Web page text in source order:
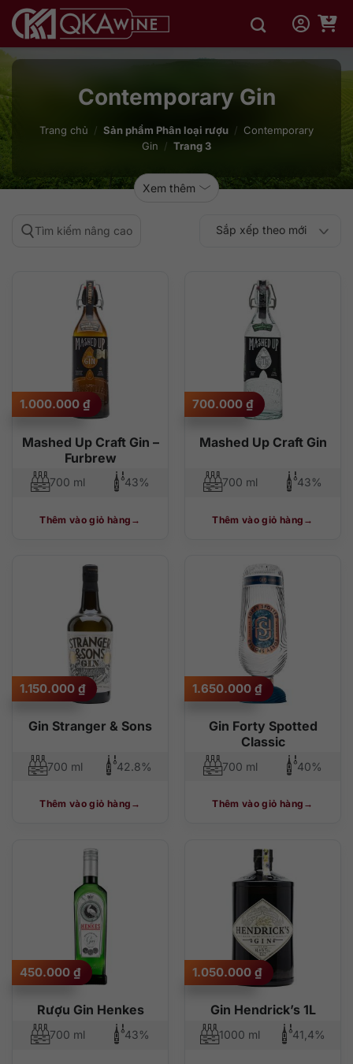
qua
dung
Contemporary Gin
Trang chủ / Sản phẩm Phân loại rượu / Contemporary
Gin / Trang 3
Xem thêm
Tìm kiếm nâng cao Sắp xếp theo
độ phổ biến
Sắp xếp theo mới
thấp đến cao
cao đến thấp
Mashed Up Craft Gin –
Furbrew
1.000.000 ₫
700 ml 43%
Thêm vào giỏ hàng
Mashed Up Craft Gin
700.000 ₫
700 ml 43%
Thêm vào giỏ hàng
Gin Stranger & Sons
1.150.000 ₫
700 ml 42.8%
Thêm vào giỏ hàng
Gin Forty Spotted
Classic
1.650.000 ₫
700 ml 40%
Thêm vào giỏ hàng
Rượu Gin Henkes
450.000 ₫
700 ml 43%
Gin Hendrick’s 1L
1.050.000 ₫
1000 ml 41,4%